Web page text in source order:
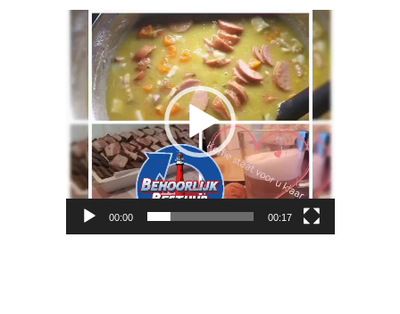
Videospeler
00:00 00:17